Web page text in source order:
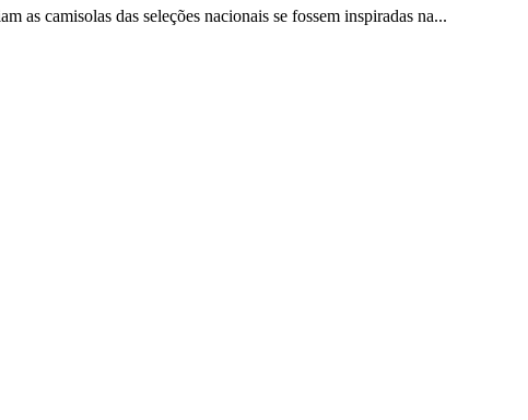
as camisolas das seleções nacionais se fossem inspiradas na...